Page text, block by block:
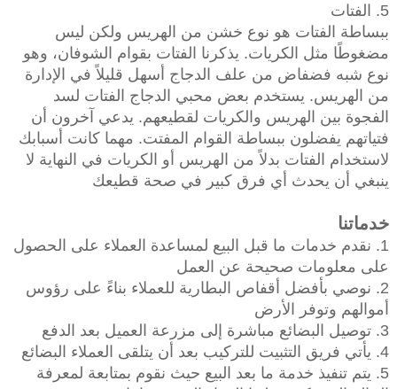
5. الفتات
ببساطة الفتات هو نوع خشن من الهريس ولكن ليس
مضغوطًا مثل الكريات. يذكرنا الفتات بقوام الشوفان، وهو
نوع شبه فضفاض من علف الدجاج أسهل قليلاً في الإدارة
من الهريس. يستخدم بعض محبي الدجاج الفتات لسد
الفجوة بين الهريس والكريات لقطيعهم. يدعي آخرون أن
فتياتهم يفضلون ببساطة القوام المفتت. مهما كانت أسبابك
لاستخدام الفتات بدلاً من الهريس أو الكريات في النهاية لا
ينبغي أن يحدث أي فرق كبير في صحة قطيعك
خدماتنا
1. نقدم خدمات ما قبل البيع لمساعدة العملاء على الحصول
على معلومات صحيحة عن العمل
2. نوصي بأفضل أقفاص البطارية للعملاء بناءً على رؤوس
أموالهم وتوفر الأرض
3. توصيل البضائع مباشرة إلى مزرعة العميل بعد الدفع
4. يأتي فريق التثبيت للتركيب بعد أن يتلقى العملاء البضائع
5. يتم تنفيذ خدمة ما بعد البيع حيث نقوم بمتابعة لمعرفة